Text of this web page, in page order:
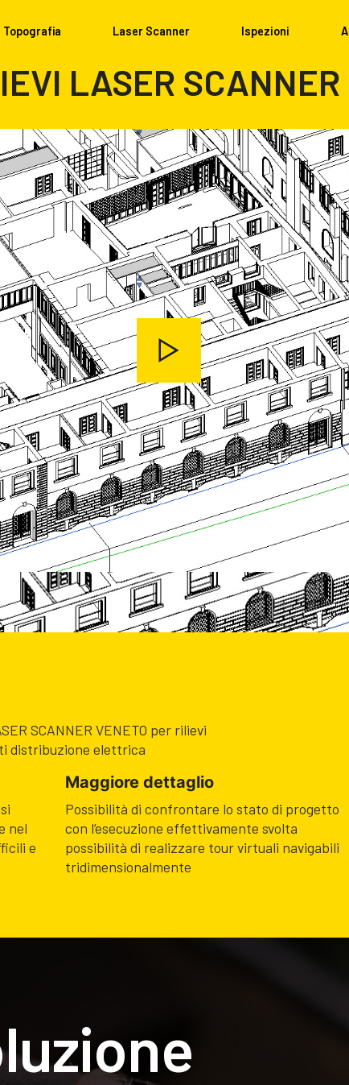
Topografia Laser Scanner Ispezioni
LASER SCANNER
SCANNER VENETO per rilievi
distribuzione elettrica
nel
e
Maggiore dettaglio
Possibilità di confrontare lo stato di progetto
con l’esecuzione effettivamente svolta
possibilità di realizzare tour virtuali navigabili
tridimensionalmente